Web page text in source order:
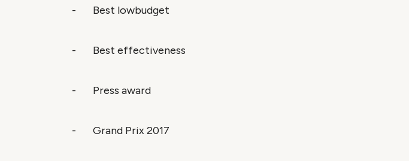
- Best lowbudget
- Best effectiveness
- Press award
- Grand Prix 2017